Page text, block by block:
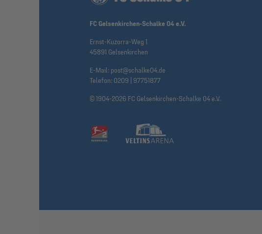
FC Gelsenkirchen-Schalke 04 e.V.
Ernst-Kuzorra-Weg 1
45891 Gelsenkirchen
E-Mail: post@schalke04.de
Telefon: 0209 | 97751877
© 1904-2026 FC Gelsenkirchen-Schalke 04 e.V.